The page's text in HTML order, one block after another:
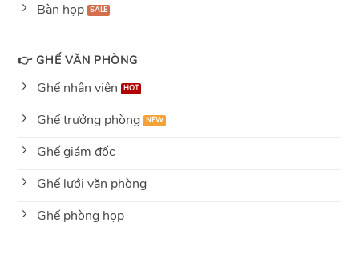
Bàn họp
👉 GHẾ VĂN PHÒNG
Ghế nhân viên
Ghế trưởng phòng
Ghế giám đốc
Ghế lưới văn phòng
Ghế phòng họp